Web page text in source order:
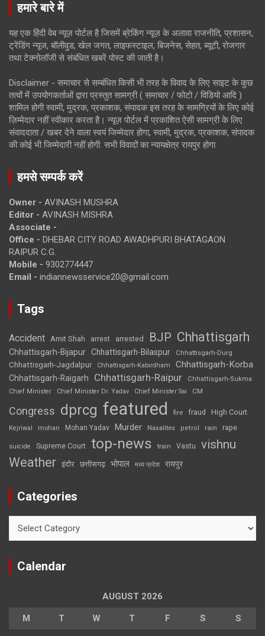
हमारे बारे में
यह एक हिंदी वेब न्यूज़ पोर्टल है जिसमें ब्रेकिंग न्यूज़ के अलावा राजनीति, प्रशासन,
ट्रेंडिंग न्यूज, बॉलीवुड, खेल जगत, लाइफस्टाइल, बिजनेस, सेहत, ब्यूटी, रोजगार
तथा टेक्नोलॉजी से संबंधित खबरें पोस्ट की जाती है।
Disclaimer - समाचार से सम्बंधित किसी भी तरह के विवाद के लिए साइट के कुछ
तत्वों में उपयोगकर्ताओं द्वारा प्रस्तुत सामग्री ( समाचार / फोटो / विडियो आदि )
शामिल होगी स्वामी, मुद्रक, प्रकाशक, संपादक इस तरह के सामग्रियों के लिए कोई
ज़िम्मेदार नहीं स्वीकार करता है। न्यूज़ पोर्टल में प्रकाशित ऐसी सामग्री के लिए
संवाददाता / खबर देने वाला स्वयं जिम्मेदार होगा, स्वामी, मुद्रक, प्रकाशक, संपादक
की कोई भी जिम्मेदारी नहीं होगी. सभी विवादों का न्यायक्षेत्र रायपुर होगा
हमसे सम्पर्क करें
Owner - AVINASH MUSHRA
Editor - AVINASH MISHRA
Associate -
Office - DHEBAR CITY ROAD AWADHPURI BHATAGAON
RAIPUR C.G.
Mobile - 9302774447
Email - indiannewsservice20@gmail.com
Tags
Accident Amit Shah arrest arrested BJP Chhattisgarh
Chhattisgarh-Bijapur Chhattisgarh-Bilaspur Chhattisgarh-Durg
Chhattisgarh-Jagdalpur Chhattisgarh-Kabirdham Chhattisgarh-Korba
Chhattisgarh-Raigarh Chhattisgarh-Raipur
Chhattisgarh-Sukma
Chief Minister
Chief Minister Dr. Yadav Chief Minister Sai CM
Congress dprcg featured fire fraud High Court
Kejriwal mohan Mohan Yadav Murder Naxalites petrol rain rape
suicide Supreme Court top-news train Vastu vishnu
Weather इंदौर छत्तीसगढ़ भोपाल मध्य प्रदेश रायपुर
Categories
Calendar
AUGUST 2026
M T W T F S S